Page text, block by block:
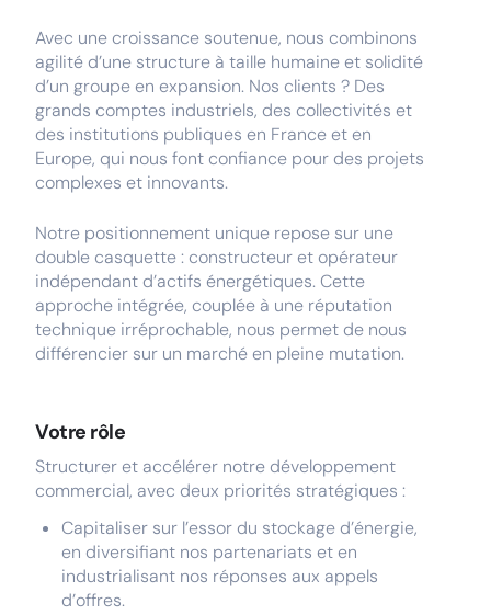
Avec une croissance soutenue, nous combinons
agilité d’une structure à taille humaine et solidité
d’un groupe en expansion. Nos clients ? Des
grands comptes industriels, des collectivités et
des institutions publiques en France et en
Europe, qui nous font confiance pour des projets
complexes et innovants.
Notre positionnement unique repose sur une
double casquette : constructeur et opérateur
indépendant d’actifs énergétiques. Cette
approche intégrée, couplée à une réputation
technique irréprochable, nous permet de nous
différencier sur un marché en pleine mutation.
Votre rôle
Structurer et accélérer notre développement
commercial, avec deux priorités stratégiques :
Capitaliser sur l’essor du stockage d’énergie,
en diversifiant nos partenariats et en
industrialisant nos réponses aux appels
d’offres.